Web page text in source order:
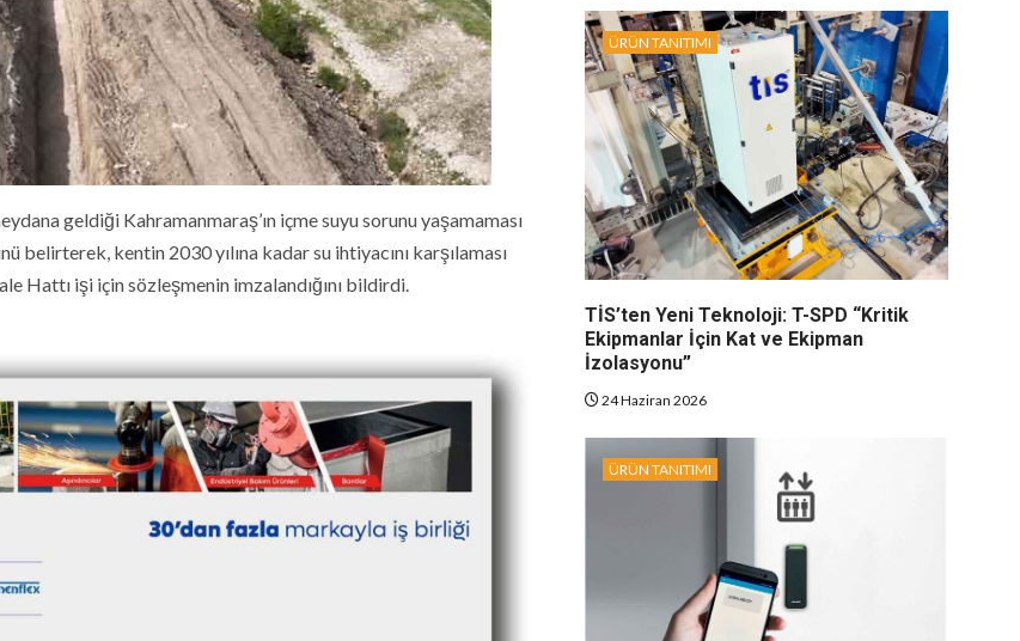
geldiği Kahramanmaraş’ın içme suyu sorunu yaşamaması
kentin 2030 yılına kadar su ihtiyacını karşılaması
Hattı işi için sözleşmenin imzalandığını bildirdi.
ÜRÜN TANITIMI
TİS’ten Yeni Teknoloji: T-SPD “Kritik
Ekipmanlar İçin Kat ve Ekipman
İzolasyonu”
24 Haziran 2026
ÜRÜN TANITIMI